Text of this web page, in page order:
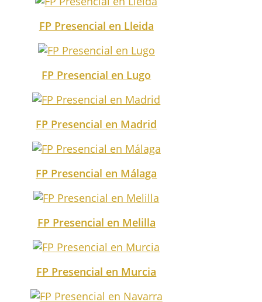
FP Presencial en Lleida
FP Presencial en Lugo
FP Presencial en Madrid
FP Presencial en Málaga
FP Presencial en Melilla
FP Presencial en Murcia